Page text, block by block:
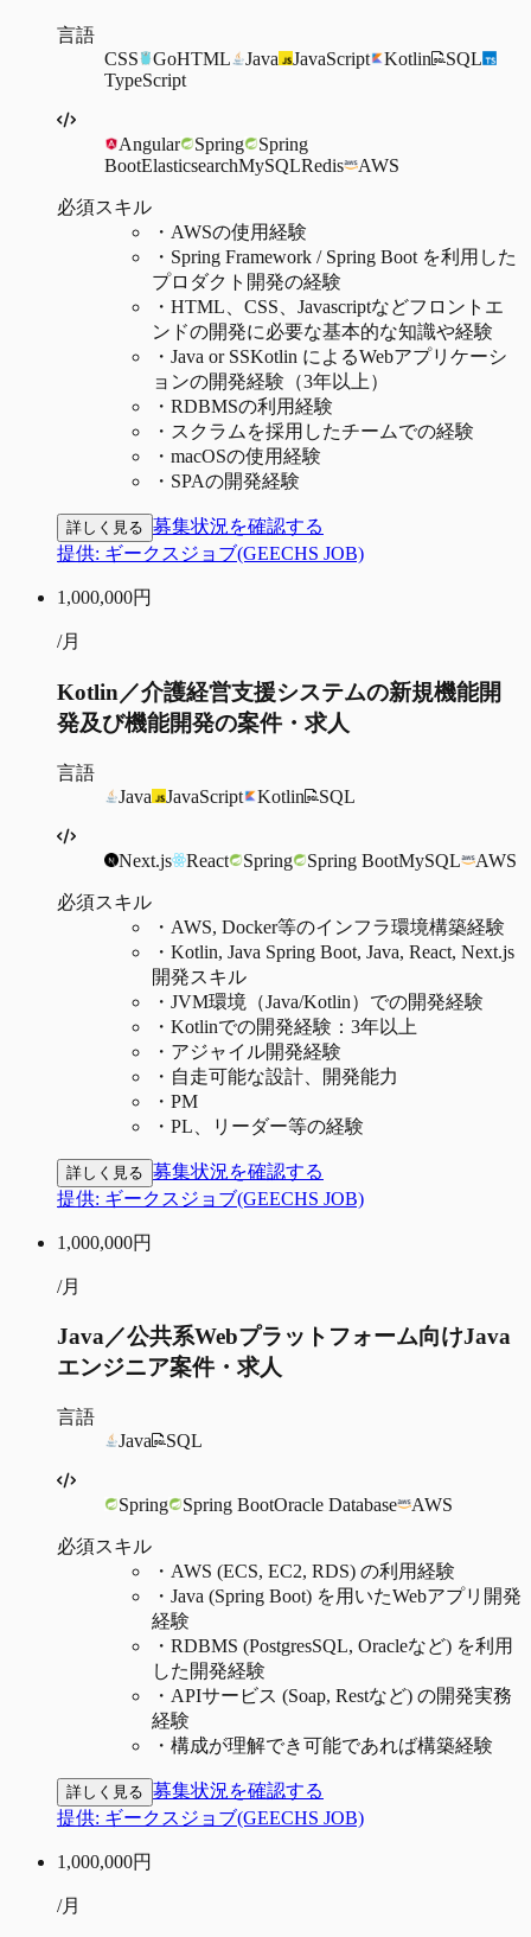
言語
CSS
GoHTML Java JavaScript Kotlin
SQL
TypeScript
Angular Spring
Spring
BootElasticsearchMySQLRedis AWS
必須スキル
・ AWSの使用経験
・ Spring Framework / Spring Boot を利用した
プロダクト開発の経験
・ HTML、CSS、Javascriptなどフロントエ
ンドの開発に必要な基本的な知識や経験
・ Java or SSKotlin によるWebアプリケーシ
ョンの開発経験（3年以上）
・ RDBMSの利用経験
・ スクラムを採用したチームでの経験
・ macOSの使用経験
・ SPAの開発経験
詳しく見る 募集状況を確認する
提供: ギークスジョブ(GEECHS JOB)
1,000,000円
/月
Kotlin／介護経営支援システムの新規機能開
発及び機能開発の案件・求人
言語
Java
JavaScript Kotlin SQL
Next.js React Spring Spring BootMySQL AWS
必須スキル
・ AWS, Docker等のインフラ環境構築経験
・ Kotlin, Java Spring Boot, Java, React, Next.js
開発スキル
・ JVM環境（Java/Kotlin）での開発経験
・ Kotlinでの開発経験：3年以上
・ アジャイル開発経験
・ 自走可能な設計、開発能力
・ PM
・ PL、リーダー等の経験
詳しく見る 募集状況を確認する
提供: ギークスジョブ(GEECHS JOB)
1,000,000円
/月
Java／公共系Webプラットフォーム向けJava
エンジニア案件・求人
言語
Java
SQL
Spring Spring BootOracle Database AWS
必須スキル
・ AWS (ECS, EC2, RDS) の利用経験
・ Java (Spring Boot) を用いたWebアプリ開発
経験
・ RDBMS (PostgresSQL, Oracleなど) を利用
した開発経験
・ APIサービス (Soap, Restなど) の開発実務
経験
・ 構成が理解でき可能であれば構築経験
詳しく見る 募集状況を確認する
提供: ギークスジョブ(GEECHS JOB)
1,000,000円
/月